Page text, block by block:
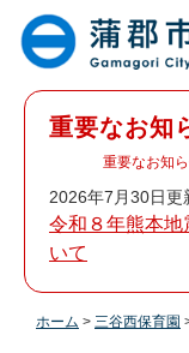
重要なお知
2026年7月30日更
令和８年熊本地
いて
重要なお知
ホーム > 三谷西保育園